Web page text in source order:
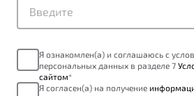
Спецпредложения
Запись на сервис
Калькулятор ТО
Я ознакомлен(а) и соглашаюсь с
персональных данных в разделе 7
сайтом*
Я согласен(а) на получение